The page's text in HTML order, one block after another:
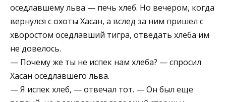
оседлавшему льва — печь хлеб. Но вечером, когда
вернулся с охоты Хасан, а вслед за ним пришел с
хворостом оседлавший тигра, отведать хлеба им
не довелось.
— Почему же ты не испек нам хлеба? — спросил
Хасан оседлавшего льва.
— Я испек хлеб, — отвечал тот. — Он был еще